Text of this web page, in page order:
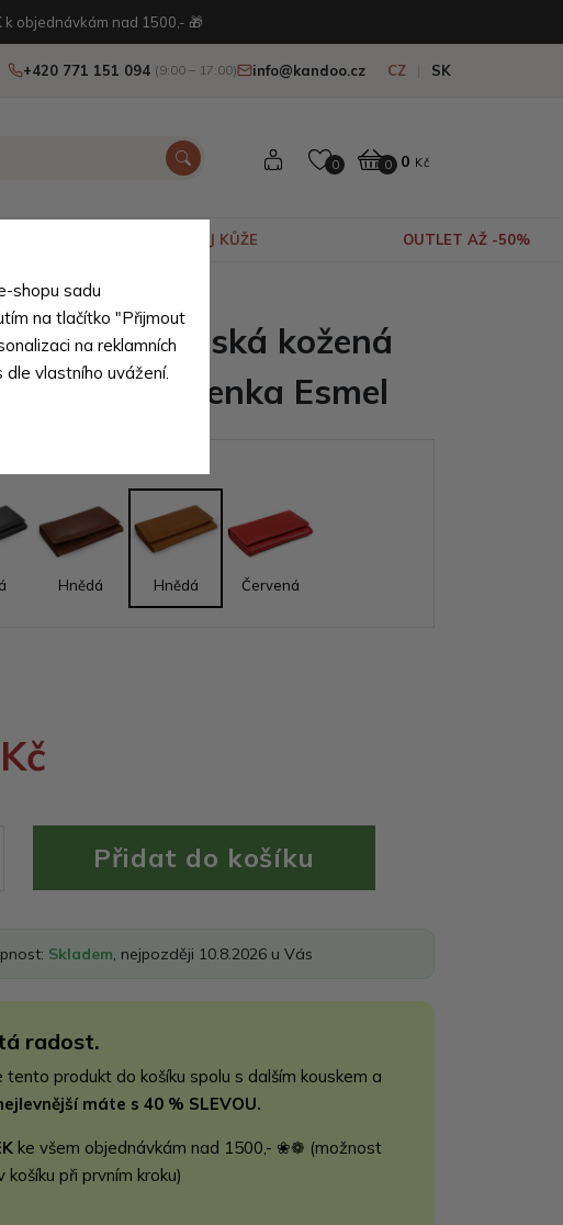
k objednávkám nad 1500,- 🎁
+420 771 151 094 (9:00 – 17:00) info@kandoo.cz CZ SK
0 0 0 Kč
VÝPRODEJ KŮŽE OUTLET AŽ -50%
z přírodní pravé kůže
hnědá dámská kožená
peněženka Esmel
varianty
Hnědá Hnědá Červená
Skladem , nejpozději 10.8.2026 u Vás
radost.
tento produkt do košíku spolu s dalším kouskem a
máte s 40 % SLEVOU.
ke všem objednávkám nad 1500,- ❀❁ (možnost
košíku při prvním kroku)
shopu sadu
na tlačítko "Přijmout
na reklamních
vlastního uvážení.